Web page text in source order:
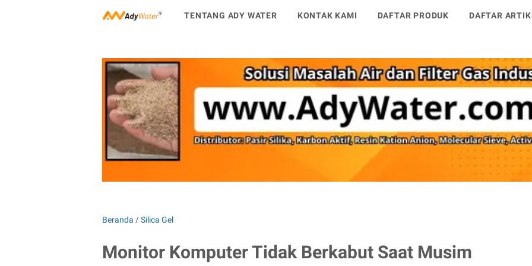
TENTANG ADY WATER KONTAK KAMI DAFTAR PRODUK DAFTAR
Beranda /Silica Gel
Monitor Komputer Tidak Berkabut Saat Musim